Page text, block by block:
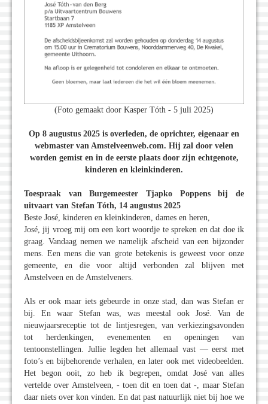
(Foto gemaakt door Kasper Tóth - 5 juli 2025)
Op 8 augustus 2025 is overleden, de oprichter, eigenaar en
webmaster van Amstelveenweb.com. Hij zal door velen
worden gemist en in de eerste plaats door zijn echtgenote,
kinderen en kleinkinderen.
Toespraak van Burgemeester Tjapko Poppens bij de
uitvaart van Stefan Tóth, 14 augustus 2025
Beste José, kinderen en kleinkinderen, dames en heren,
José, jij vroeg mij om een kort woordje te spreken en dat doe ik
graag. Vandaag nemen we namelijk afscheid van een bijzonder
mens. Een mens die van grote betekenis is geweest voor onze
gemeente, en die voor altijd verbonden zal blijven met
Amstelveen en de Amstelveners.
Als er ook maar iets gebeurde in onze stad, dan was Stefan er
bij. En waar Stefan was, was meestal ook José. Van de
nieuwjaarsreceptie tot de lintjesregen, van verkiezingsavonden
tot herdenkingen, evenementen en openingen van
tentoonstellingen. Jullie legden het allemaal vast — eerst met
foto’s en bijbehorende verhalen, en later ook met videobeelden.
Het begon ooit, zo heb ik begrepen, omdat José van alles
vertelde over Amstelveen, - toen dit en toen dat -, maar Stefan
daar niets over kon vinden. En dat past natuurlijk niet bij hoe we